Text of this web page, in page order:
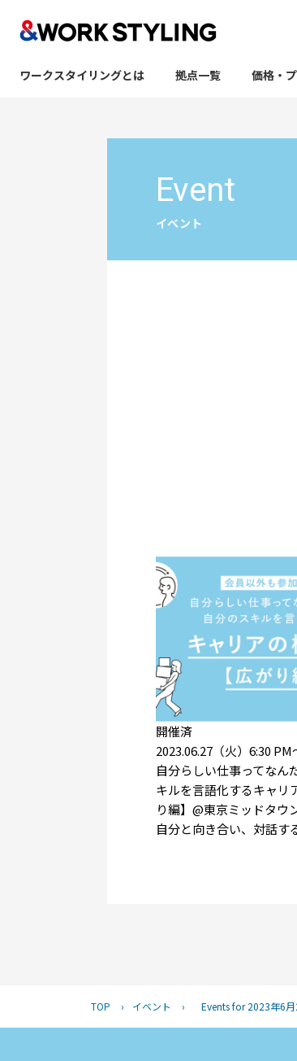
ワークスタイリングとは 拠点一覧 価格・
Event
イベント
開催済
2023.06.27（火）6:30 PM
自分らしい仕事ってなん
キルを言語化するキャリ
り編】@東京ミッドタウ
自分と向き合い、対話す
TOP › イベント › Events for 2023年6